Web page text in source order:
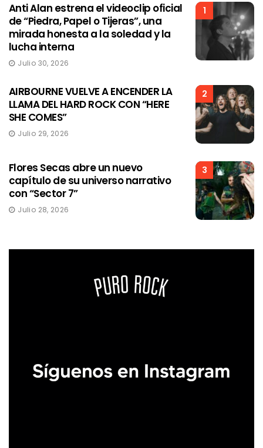
1
Anti Alan estrena el videoclip oficial
de “Piedra, Papel o Tijeras”, una
mirada honesta a la soledad y la
lucha interna
Julio 30, 2026
2
AIRBOURNE VUELVE A ENCENDER LA
LLAMA DEL HARD ROCK CON “HERE
SHE COMES”
Julio 29, 2026
3
Flores Secas abre un nuevo
capítulo de su universo narrativo
con “Sector 7”
Julio 28, 2026